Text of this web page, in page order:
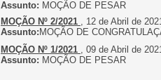
Assunto: MOÇÃO DE PESAR
MOÇÃO Nº 2/2021 , 12 de Abril de
Assunto: MOÇÃO DE
MOÇÃO Nº 1/2021 , 09 de Abril de
Assunto: MOÇÃO DE PESAR